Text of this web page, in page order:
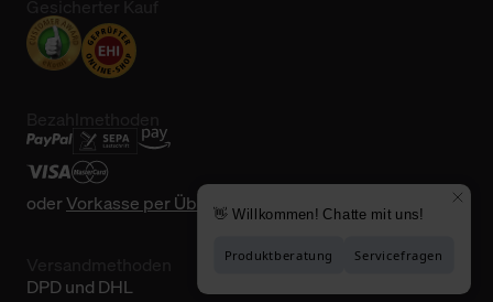
oderVorkasse per Überweisung
DPD und DHL